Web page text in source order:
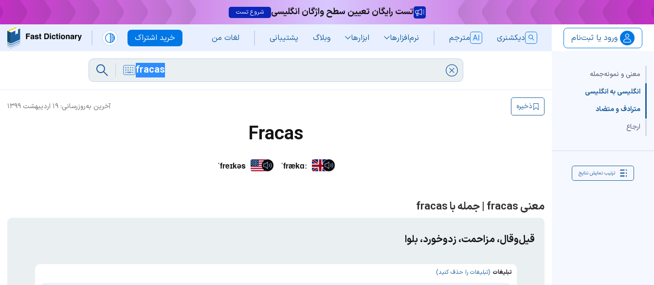
تست رایگان تعیین سطح واژگان انگلیسی شروع تست
خرید اشتراک ورود یا ثبت‌نام دیکشنری مترجم نرم‌افزار‌ها ابزارها وبلاگ پشتیبانی لغات من
معنی و نمونه‌جمله
انگلیسی به انگلیسی
مترادف و متضاد
ارجاع
ترتیب نمایش نتایج
آخرین به‌روزرسانی: ۱۹ اردیبهشت ۱۳۹۹ ذخیره
Fracas
ˈfreɪkəs ˈfrækɑː
معنی fracas | جمله با fracas
قیل‌وقال، مزاحمت، زد‌وخورد، بلوا
تبلیغات (تبلیغات را حذف کنید)